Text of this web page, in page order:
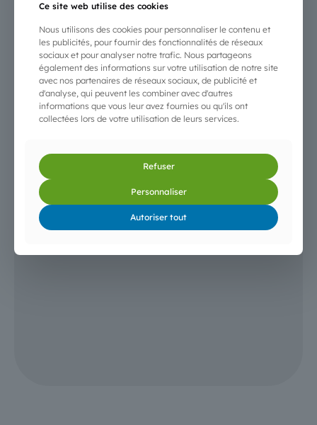
Frostguard V20
Ce site web utilise des cookies
Nous utilisons des cookies pour personnaliser le contenu et
les publicités, pour fournir des fonctionnalités de réseaux
sociaux et pour analyser notre trafic. Nous partageons
également des informations sur votre utilisation de notre site
avec nos partenaires de réseaux sociaux, de publicité et
d'analyse, qui peuvent les combiner avec d'autres
informations que vous leur avez fournies ou qu'ils ont
collectées lors de votre utilisation de leurs services.
Refuser
Personnaliser
Autoriser tout